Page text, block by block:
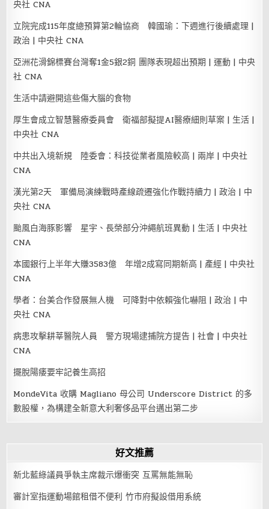
央社 CNA
立院完成115年度總預算第2輪協商 韓國瑜：下週進行後續處理 |
政治 | 中央社 CNA
亞洲花滑錦標賽台灣奪1金5銀2銅 團隊表現超出預期 | 運動 | 中央
社 CNA
生活中請避開這些傷大腦的食物
厚生會成立智慧醫療委員會 衛福部擬提AI醫療細則草案 | 生活 |
中央社 CNA
中共出入境新規 陸委會：科技從業者風險較高 | 兩岸 | 中央社
CNA
漢光第2天 軍備局演練戰時產線疏遷強化作戰持續力 | 政治 | 中
央社 CNA
颱風白海豚影響 星宇、長榮部分沖繩航班異動 | 生活 | 中央社
CNA
本國銀行上半年大賺3583億 年增2成寫同期新高 | 產經 | 中央社
CNA
學者：台美合作發展無人機 可降對中依賴強化嚇阻 | 政治 | 中
央社 CNA
病患攻擊耕莘醫院人員 警方現場逮捕院方提告 | 社會 | 中央社
CNA
擺脫陽痿要牢記養生高招
MondeVita 收購 Magliano 母公司 Underscore District 的多
數股權，為構建全新意大利奢侈品平台邁出第二步
好文推薦
新北藍綠議員爭執主席裁示爆衝突 互罵無能無恥
審計室指運動場館租借不便利 竹市府擬設借用系統